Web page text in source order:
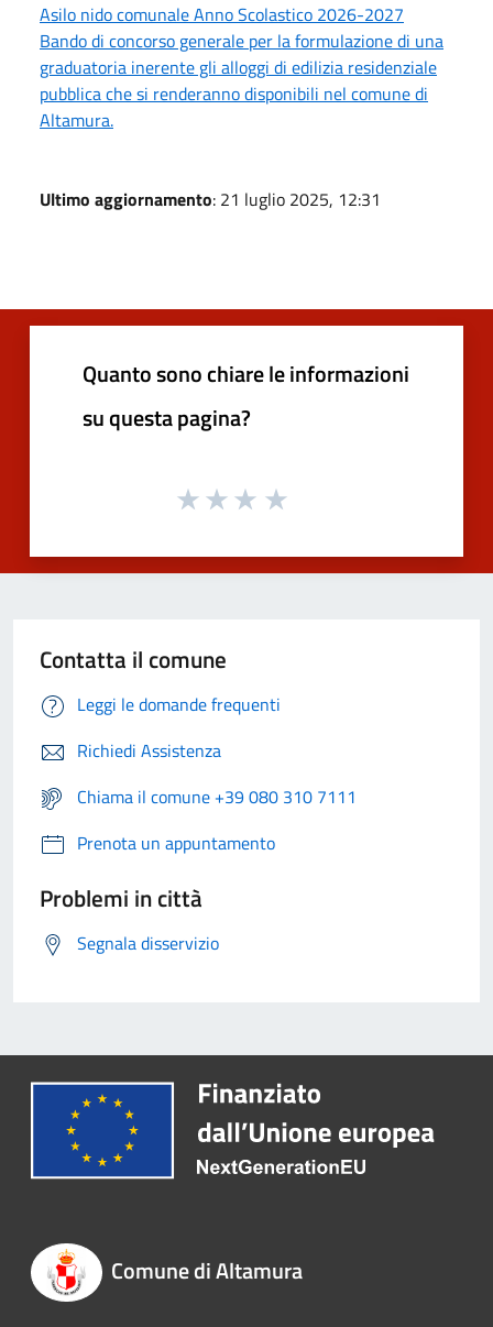
Asilo nido comunale Anno Scolastico 2026-2027
Bando di concorso generale per la formulazione di una
graduatoria inerente gli alloggi di edilizia residenziale
pubblica che si renderanno disponibili nel comune di
Altamura.
Ultimo aggiornamento: 21 luglio 2025, 12:31
Quanto sono chiare le informazioni
su questa pagina?
Contatta il comune
Leggi le domande frequenti
Richiedi Assistenza
Chiama il comune +39 080 310 7111
Prenota un appuntamento
Problemi in città
Segnala disservizio
Comune di Altamura